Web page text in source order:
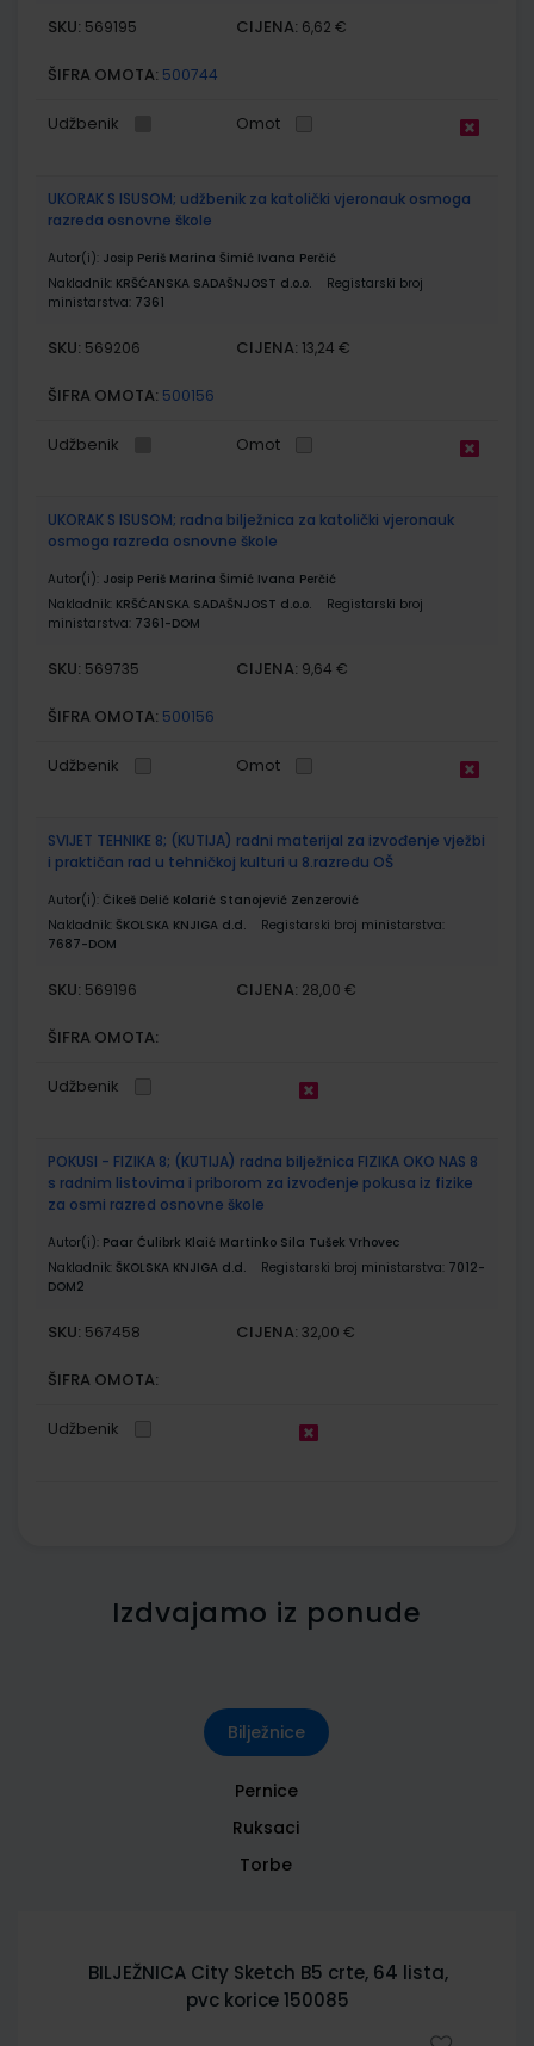
SKU: 569195 CIJENA: 6,62 €
ŠIFRA OMOTA: 500744
Udžbenik Omot
UKORAK S ISUSOM; udžbenik za katolički vjeronauk osmoga
razreda osnovne škole
Autor(i): Josip Periš Marina Šimić Ivana Perčić
Nakladnik: KRŠĆANSKA SADAŠNJOST d.o.o.
Registarski broj
ministarstva: 7361
SKU: 569206 CIJENA: 13,24 €
ŠIFRA OMOTA: 500156
Udžbenik Omot
UKORAK S ISUSOM; radna bilježnica za katolički vjeronauk
osmoga razreda osnovne škole
Autor(i): Josip Periš Marina Šimić Ivana Perčić
Nakladnik: KRŠĆANSKA SADAŠNJOST d.o.o.
Registarski broj
ministarstva: 7361-DOM
SKU: 569735 CIJENA: 9,64 €
ŠIFRA OMOTA: 500156
Udžbenik Omot
SVIJET TEHNIKE 8; (KUTIJA) radni materijal za izvođenje vježbi
i praktičan rad u tehničkoj kulturi u 8.razredu OŠ
Autor(i): Čikeš Delić Kolarić Stanojević Zenzerović
Nakladnik: ŠKOLSKA KNJIGA d.d.
Registarski broj ministarstva:
7687-DOM
SKU: 569196 CIJENA: 28,00 €
ŠIFRA OMOTA:
Udžbenik
POKUSI - FIZIKA 8; (KUTIJA) radna bilježnica FIZIKA OKO NAS 8
s radnim listovima i priborom za izvođenje pokusa iz fizike
za osmi razred osnovne škole
Autor(i): Paar Ćulibrk Klaić Martinko Sila Tušek Vrhovec
Nakladnik: ŠKOLSKA KNJIGA d.d. Registarski broj ministarstva: 7012-
DOM2
SKU: 567458 CIJENA: 32,00 €
ŠIFRA OMOTA:
Udžbenik
Izdvajamo iz ponude
Bilježnice
Pernice
Ruksaci
Torbe
BILJEŽNICA City Sketch B5 crte, 64 lista,
pvc korice 150085